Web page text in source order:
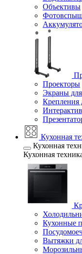
Объективы
Проекторы
Экраны
Крепления
Кухонная
Кухонная
Кухонная
Кухонные
Вытяжки